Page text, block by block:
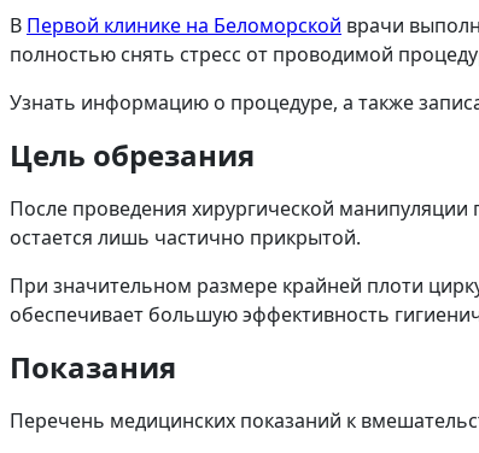
В Первой клинике на Беломорской врачи
полностью снять стресс от проводимой
Узнать информацию о процедуре, а также
Цель обрезания
После проведения хирургической манипуляции
остается лишь частично прикрытой.
При значительном размере крайней плоти
обеспечивает большую эффективность
Показания
Перечень медицинских показаний к